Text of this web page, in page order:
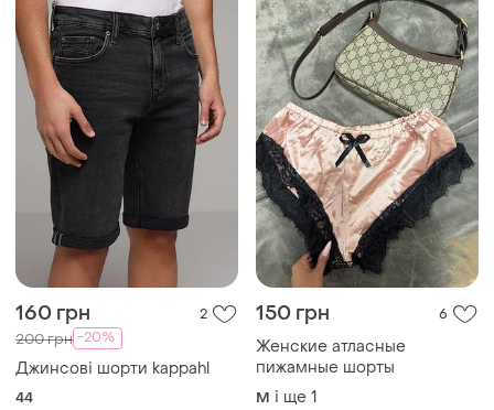
160 грн 2
200 грн -20%
Джинсові шорти kappahl
44
150 грн 6
Женские атласные
пижамные шорты
M і ще 1